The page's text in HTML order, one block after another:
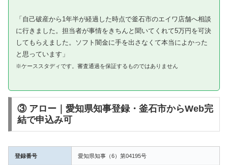
「自己破産から1年半が経過した時点で釜石市のエイワ店舗へ相談
に行きました。担当者が事情をきちんと聞いてくれて5万円を可決
してもらえました。ソフト闇金に手を出さなくて本当によかった
と思っています」
※ケーススタディです。審査通過を保証するものではありません
③ アロー｜愛知県知事登録・釜石市からWeb完
結で申込み可
登録番号 愛知県知事（6）第04195号